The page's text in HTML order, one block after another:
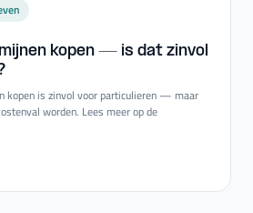
kopen — is dat zinvol
kopen is zinvol voor particulieren — maar
worden. Lees meer op de